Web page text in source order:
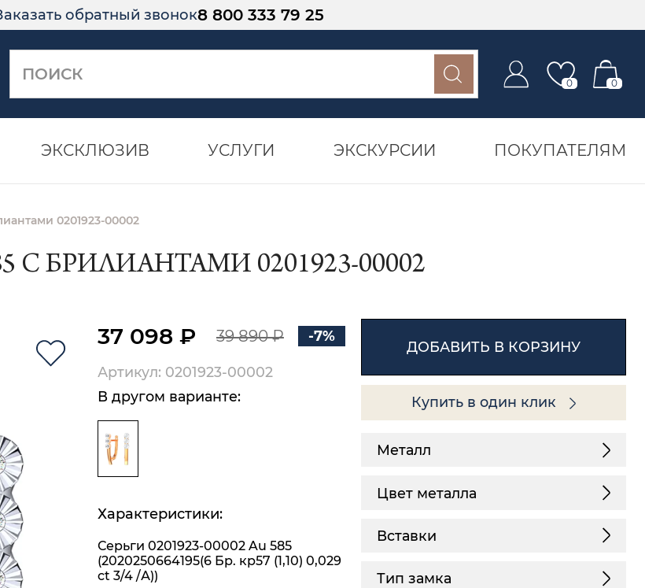
обратный звонок8 800 333 79 25
0 0
ЭКСКЛЮЗИВ УСЛУГИ ЭКСКУРСИИ ПОКУПАТЕЛЯМ
0201923-00002
С БРИЛИАНТАМИ 0201923-00002
37 098 ₽ 39 890 ₽ -7%
Артикул: 0201923-00002
В другом варианте:
Характеристики:
Серьги 0201923-00002 Au 585
(2020250664195(6 Бр. кр57 (1,10) 0,029
ct 3/4 /А))
ДОБАВИТЬ В КОРЗИНУ
Купить в один клик
Металл
Цвет металла
Вставки
Тип замка